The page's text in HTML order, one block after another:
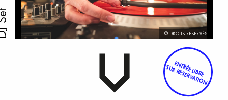
© DROITS RÉSERVÉS
ENTRÉE LIBRE
SUR RÉSERVATION